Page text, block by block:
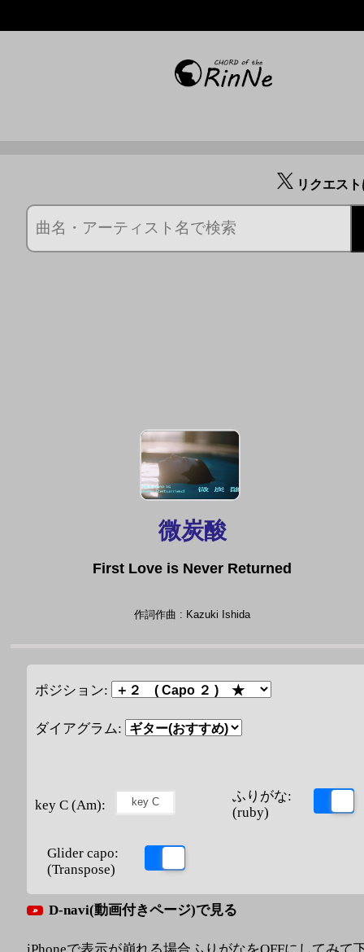
リクエス
微炭酸
First Love is Never Returned
作詞作曲 : Kazuki Ishida
ポジション:
ダイアグラム:
key C (Am):
ふりがな:
(ruby)
Glider capo:
(Transpose)
D-navi(動画付きページ)で見る